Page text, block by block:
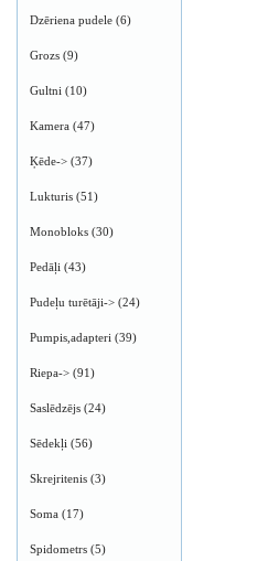
Dzēriena pudele (6)
Grozs (9)
Gultni (10)
Kamera (47)
Ķēde-> (37)
Lukturis (51)
Monobloks (30)
Pedāļi (43)
Pudeļu turētāji-> (24)
Pumpis,adapteri (39)
Riepa-> (91)
Saslēdzējs (24)
Sēdekļi (56)
Skrejritenis (3)
Soma (17)
Spidometrs (5)